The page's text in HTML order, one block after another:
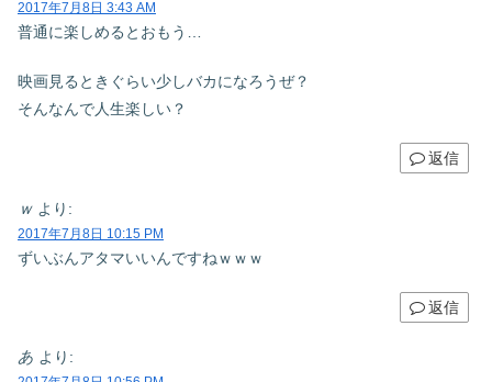
2017年7月8日 3:43 AM
普通に楽しめるとおもう…
映画見るときぐらい少しバカになろうぜ？
そんなんで人生楽しい？
返信
ｗ より:
2017年7月8日 10:15 PM
ずいぶんアタマいいんですねｗｗｗ
返信
あ より: